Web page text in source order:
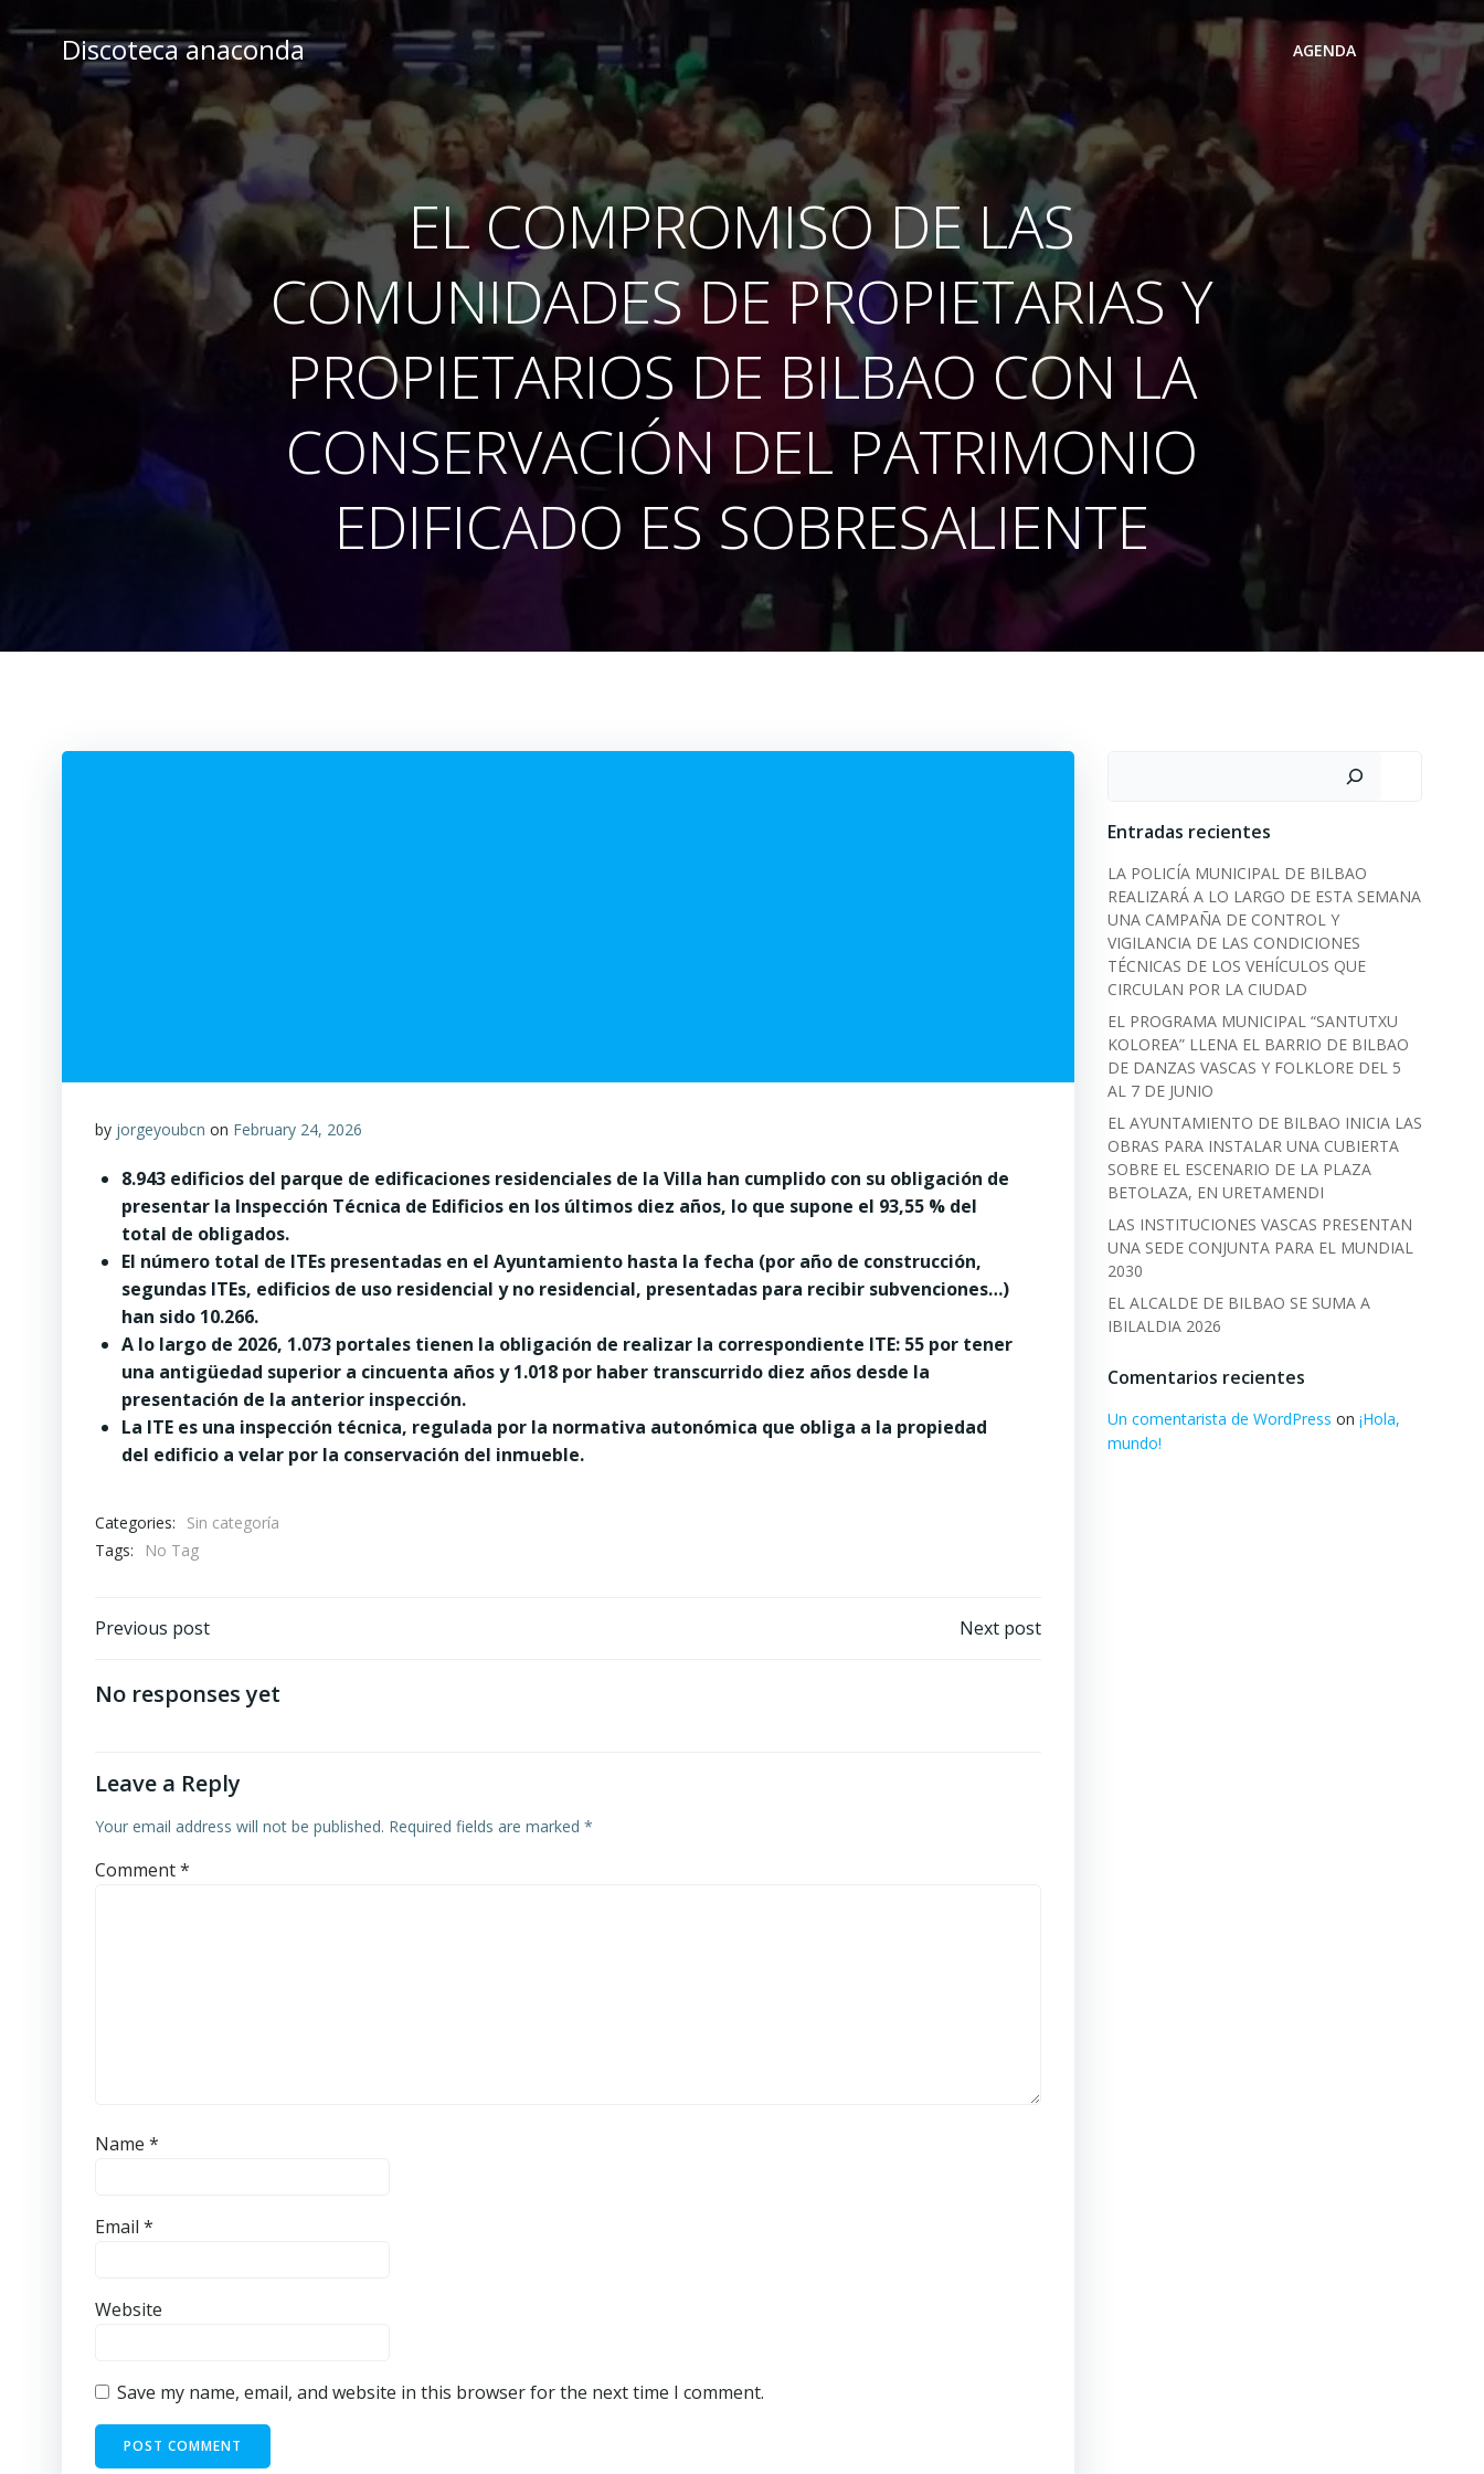
to
Discoteca anaconda AGENDA
EL COMPROMISO DE LAS
COMUNIDADES DE PROPIETARIAS Y
PROPIETARIOS DE BILBAO CON LA
CONSERVACIÓN DEL PATRIMONIO
EDIFICADO ES SOBRESALIENTE
by jorgeyoubcn on February 24, 2026
8.943 edificios del parque de edificaciones residenciales de la Villa han cumplido con su obligación de
presentar la Inspección Técnica de Edificios en los últimos diez años, lo que supone el 93,55 % del
total de obligados.
El número total de ITEs presentadas en el Ayuntamiento hasta la fecha (por año de construcción,
segundas ITEs, edificios de uso residencial y no residencial, presentadas para recibir subvenciones…)
han sido 10.266.
A lo largo de 2026, 1.073 portales tienen la obligación de realizar la correspondiente ITE: 55 por tener
una antigüedad superior a cincuenta años y 1.018 por haber transcurrido diez años desde la
presentación de la anterior inspección.
La ITE es una inspección técnica, regulada por la normativa autonómica que obliga a la propiedad
del edificio a velar por la conservación del inmueble.
Categories:
Sin categoría
Tags:
No Tag
Post
navigation
Previous post Next post
No responses yet
Leave a Reply
Your email address will not be published. Required fields are marked *
Comment*
Name *
Email *
Website
Save my name, email, and website in this browser for the next time I comment.
Entradas recientes
LA POLICÍA MUNICIPAL DE BILBAO
REALIZARÁ A LO LARGO DE ESTA SEMANA
UNA CAMPAÑA DE CONTROL Y
VIGILANCIA DE LAS CONDICIONES
TÉCNICAS DE LOS VEHÍCULOS QUE
CIRCULAN POR LA CIUDAD
EL PROGRAMA MUNICIPAL “SANTUTXU
KOLOREA” LLENA EL BARRIO DE BILBAO
DE DANZAS VASCAS Y FOLKLORE DEL 5
AL 7 DE JUNIO
EL AYUNTAMIENTO DE BILBAO INICIA LAS
OBRAS PARA INSTALAR UNA CUBIERTA
SOBRE EL ESCENARIO DE LA PLAZA
BETOLAZA, EN URETAMENDI
LAS INSTITUCIONES VASCAS PRESENTAN
UNA SEDE CONJUNTA PARA EL MUNDIAL
2030
EL ALCALDE DE BILBAO SE SUMA A
IBILALDIA 2026
Comentarios recientes
Un comentarista de WordPress on ¡Hola,
mundo!